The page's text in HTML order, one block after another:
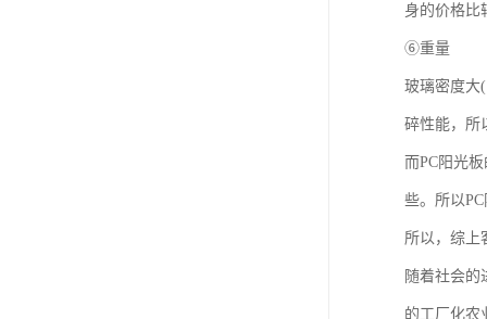
身的价格比
⑥重量
玻璃密度大
碎性能，所
而PC阳光
些。所以
所以，综上
随着社会的
的工厂化农